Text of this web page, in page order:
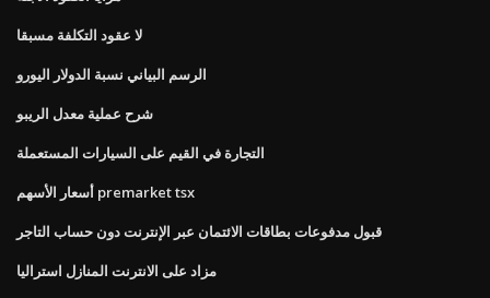
لا عقود التكلفة مسبقا
الرسم البياني نسبة الدولار اليورو
شرح عملية معدل الريبو
التجارة في القيم على السيارات المستعملة
أسعار الأسهم premarket tsx
قبول مدفوعات بطاقات الائتمان عبر الإنترنت دون حساب التاجر
مزاد على الانترنت المنازل استراليا